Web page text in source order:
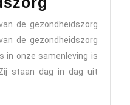
waarde
van
de gezondheidszorg
de gezondheidszorg
in onze samenleving is
staan dag in dag uit